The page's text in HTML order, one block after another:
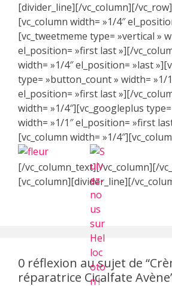
[divider_line][/vc_column][/
[vc_column width= »1/4″
[vc_tweetmeme type= »vertical »
el_position= »first last »][/
width= »1/4″ el_position= »last
type= »button_count » width= »1/
el_position= »first last »][/
width= »1/4″][vc_googleplus
width= »1/1″ el_position= »first
[vc_column width= »1/
[/vc_column_text][/vc_column][/
[vc_column][divider_line][/
0 réflexion au sujet de “
réparatrice Cicalfate Avène